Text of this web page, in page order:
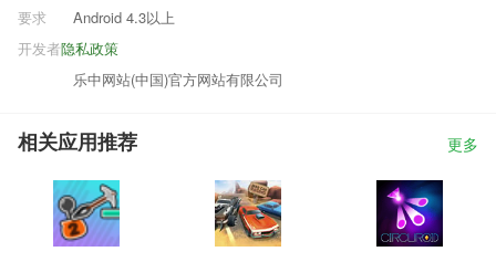
要求
Android 4.3以上
隐私政策
开发者
乐中网站(中国)官方网站有限公司
相关应用推荐 更多